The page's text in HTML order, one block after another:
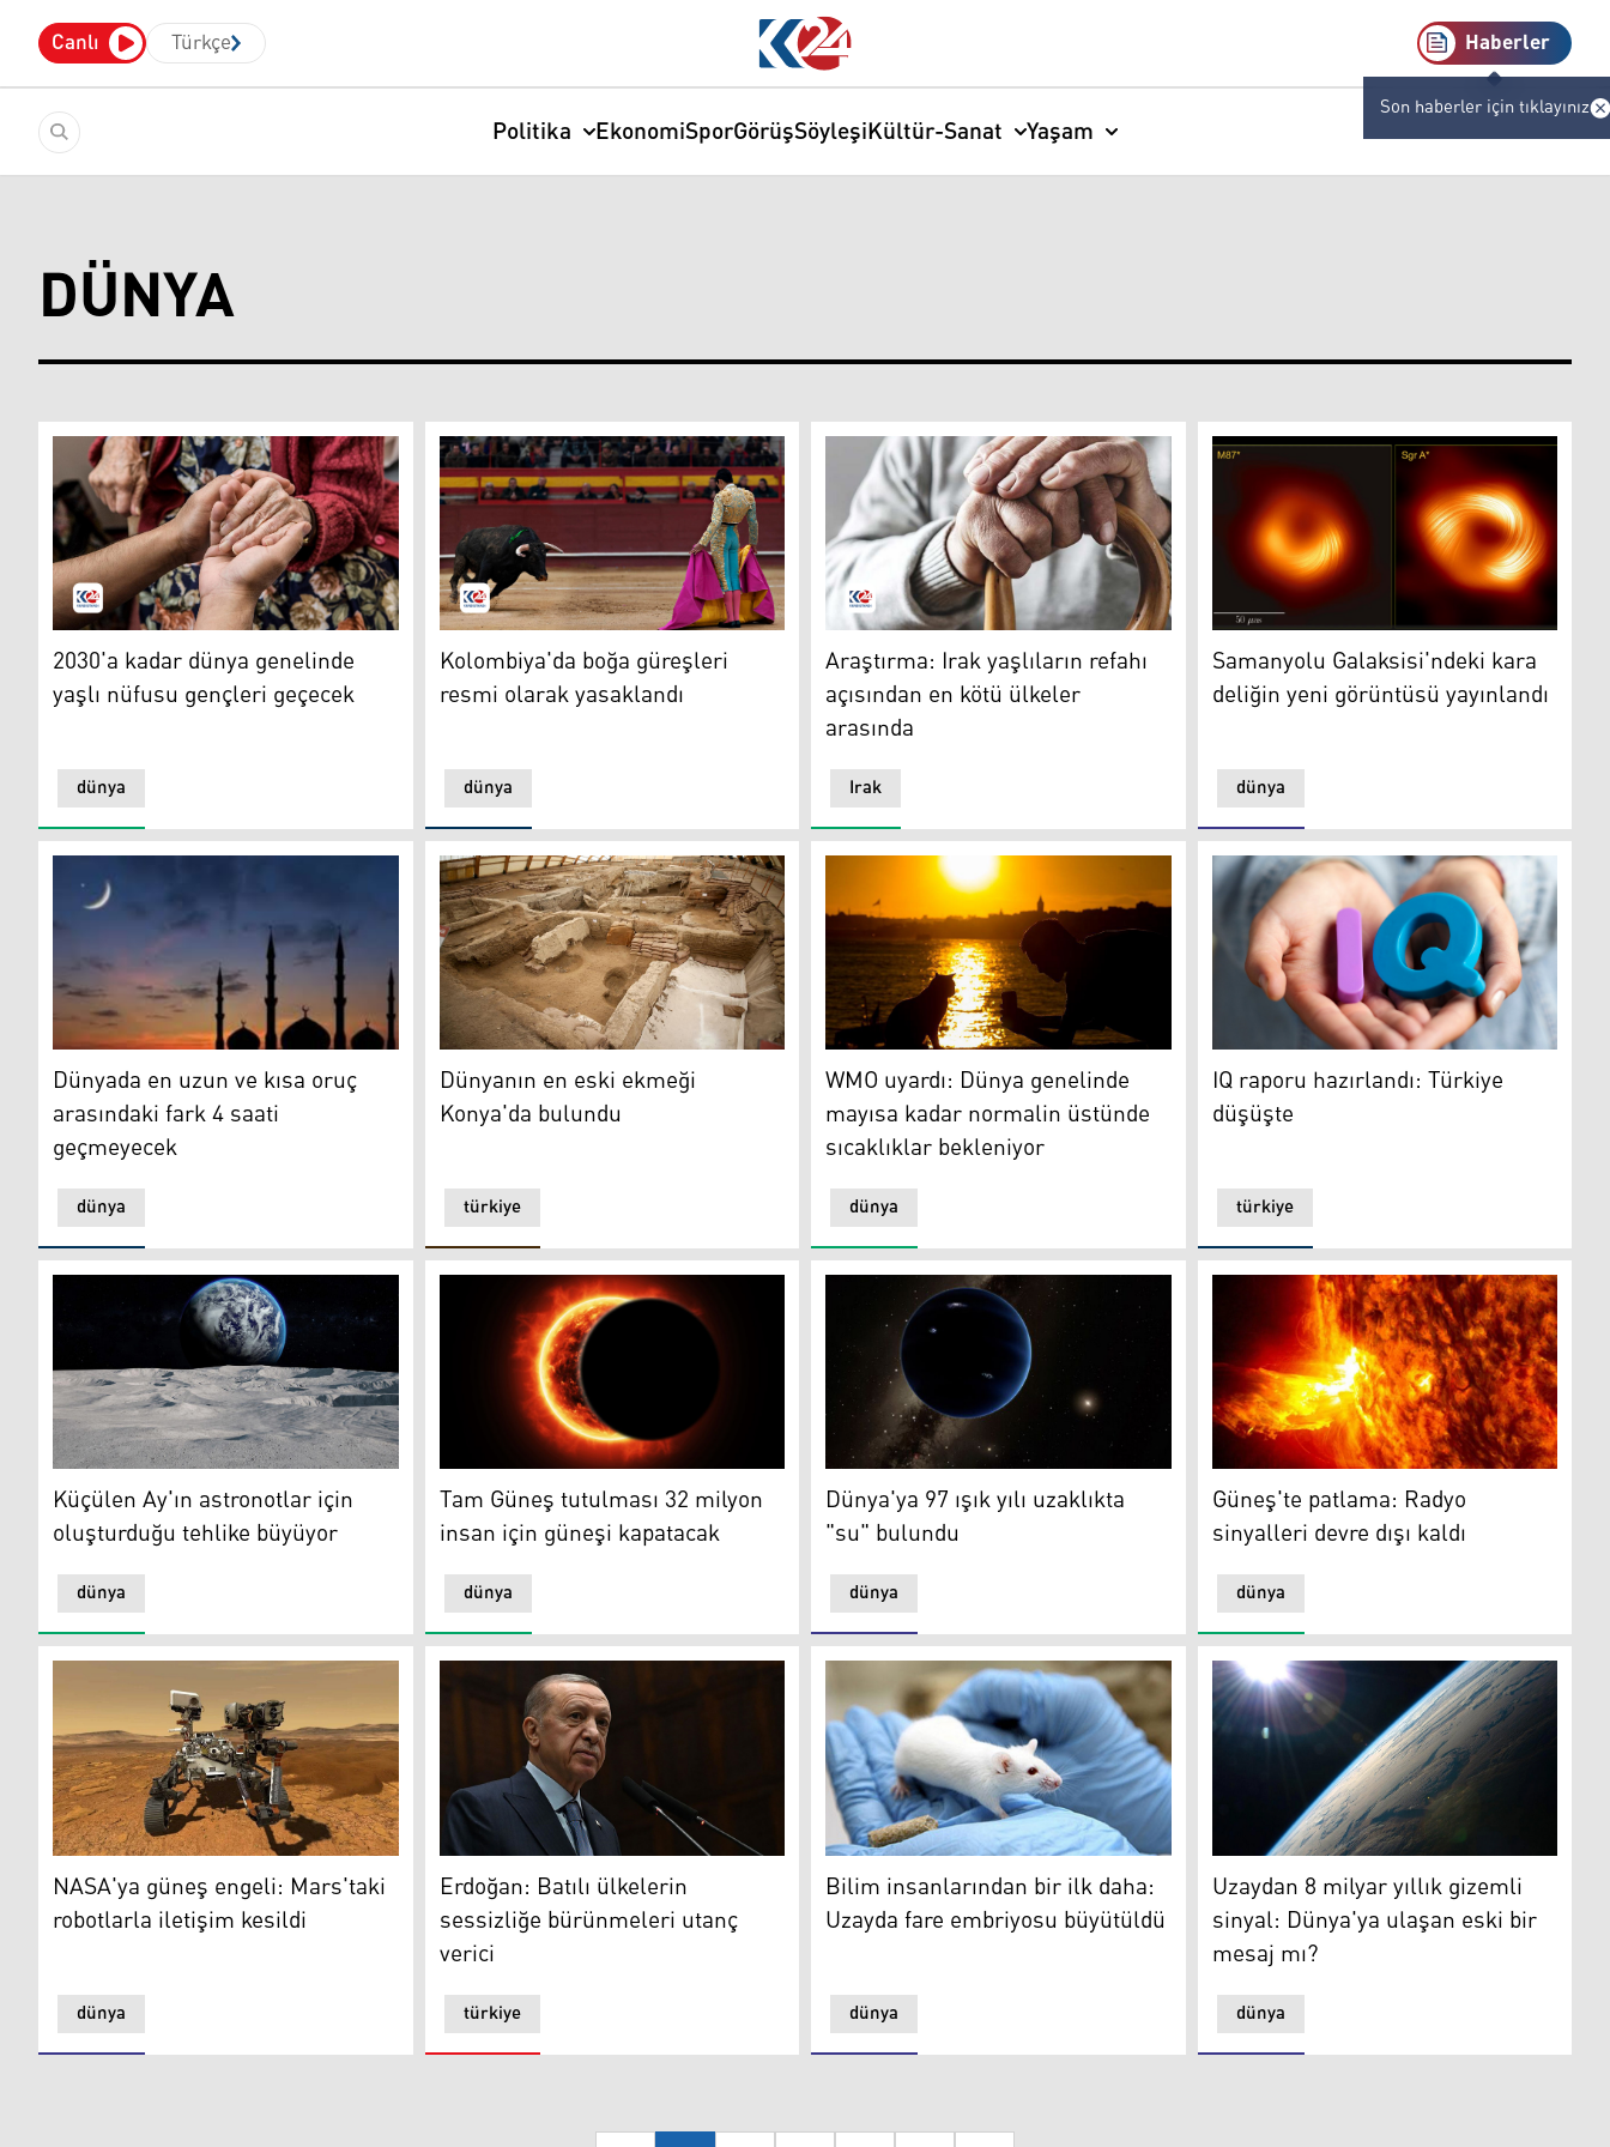
Canlı Türkçe Haberler
Son haberler için tıklayınız
Politika EkonomiSporGörüşSöyleşiKültür-Sanat Yaşam
DÜNYA
2030'a kadar dünya genelinde yaşlı nüfusu gençleri geçecek
dünya
2030'a kadar dünya genelinde
yaşlı nüfusu gençleri geçecek
Kolombiya'da boğa güreşleri resmi olarak yasaklandı
dünya
Kolombiya'da boğa güreşleri
resmi olarak yasaklandı
Araştırma: Irak yaşlıların refahı açısından en kötü ülkeler arasında
Irak
Araştırma: Irak yaşlıların refahı
açısından en kötü ülkeler
arasında
Samanyolu Galaksisi'ndeki kara deliğin yeni
dünya
Samanyolu Galaksisi'ndeki kara
deliğin yeni görüntüsü yayınlandı
Dünyada en uzun ve kısa oruç arasındaki fark 4 saati geçmeyecek
dünya
Dünyada en uzun ve kısa oruç
arasındaki fark 4 saati
geçmeyecek
Ekmeğin bulunduğu alan
türkiye
Dünyanın en eski ekmeği
Konya'da bulundu
WMO uyardı: Dünya genelinde mayısa kadar normalin üstünde sıcaklıklar bekleniyor
dünya
WMO uyardı: Dünya genelinde
mayısa kadar normalin üstünde
sıcaklıklar bekleniyor
IQ raporu hazırlandı: Türkiye düşüşte
türkiye
IQ raporu hazırlandı: Türkiye
düşüşte
Küçülen Ay'ın astronotlar için oluşturduğu tehlike büyüyor
dünya
Küçülen Ay'ın astronotlar için
oluşturduğu tehlike büyüyor
Tam Güneş tutulması 32 milyon insan için güneşi kapatacak
dünya
Tam Güneş tutulması 32 milyon
insan için güneşi kapatacak
Dünya'ya 97 ışık yılı uzaklıkta "su" bulundu
dünya
Dünya'ya 97 ışık yılı uzaklıkta
"su" bulundu
Güneş'te patlama: Radyo sinyalleri devre
dünya
Güneş'te patlama: Radyo
sinyalleri devre dışı kaldı
NASA'ya güneş engeli: Mars'taki robotlarla iletişim kesildi
dünya
NASA'ya güneş engeli: Mars'taki
robotlarla iletişim kesildi
Türkiye Cumhurbaşkanı Reccep Tayyip Erdoğan
türkiye
Erdoğan: Batılı ülkelerin
sessizliğe bürünmeleri utanç
verici
Bilim insanlarından bir ilk daha: Uzayda fare embriyosu büyütüldü
dünya
Bilim insanlarından bir ilk daha:
Uzayda fare embriyosu büyütüldü
Uzaydan 8 milyar yıllık gizemli sinyal:
dünya
Uzaydan 8 milyar yıllık gizemli
sinyal: Dünya'ya ulaşan eski bir
mesaj mı?